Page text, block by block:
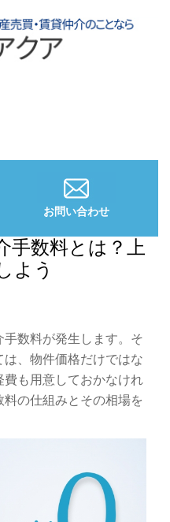
お問い合わせ
ゲ
ー
手数料とは？上
よう
数料が発生します。そ
、物件価格だけではな
費も用意しておかなけれ
の仕組みとその相場を